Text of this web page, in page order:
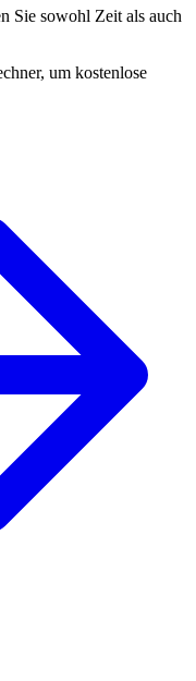
Sie sowohl Zeit als auch
um kostenlose